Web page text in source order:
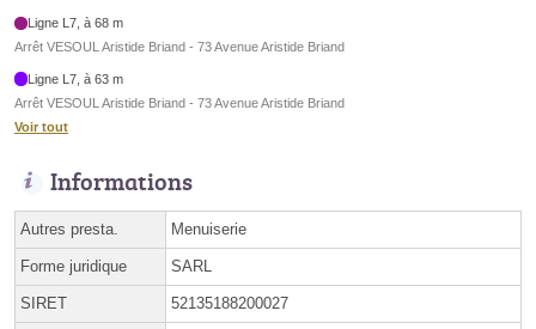
Ligne L7, à 68 m
Arrêt VESOUL Aristide Briand - 73 Avenue Aristide Briand
Ligne L7, à 63 m
Arrêt VESOUL Aristide Briand - 73 Avenue Aristide Briand
Voir tout
Informations
Autres presta. Menuiserie
Forme juridique SARL
SIRET 52135188200027